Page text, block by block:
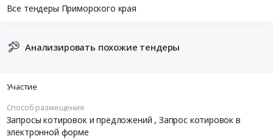
Все тендеры Приморского края
Анализировать похожие тендеры
Участие
Способ размещения
Запросы котировок и предложений , Запрос котировок в
электронной форме